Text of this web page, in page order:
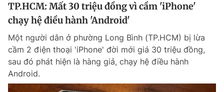
TP.HCM: Mất 30 triệu đồng vì cầm 'iPhone'
chạy hệ điều hành 'Android'
Một người dân ở phường Long Bình (TP.HCM) bị lừa
cầm 2 điện thoại 'iPhone' đời mới giá 30 triệu đồng,
sau đó phát hiện là hàng giả, chạy hệ điều hành
Android.